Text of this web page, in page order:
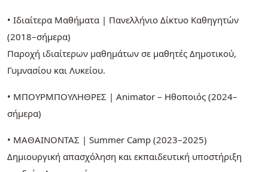
• Ιδιαίτερα Μαθήματα | Πανελλήνιο Δίκτυο Καθηγητών
(2018–σήμερα)
Παροχή ιδιαίτερων μαθημάτων σε μαθητές Δημοτικού,
Γυμνασίου και Λυκείου.
• ΜΠΟΥΡΜΠΟΥΛΗΘΡΕΣ | Animator – Ηθοποιός (2024–
σήμερα)
• ΜΑΘΑΙΝΟΝΤΑΣ | Summer Camp (2023–2025)
Δημιουργική απασχόληση και εκπαιδευτική υποστήριξη